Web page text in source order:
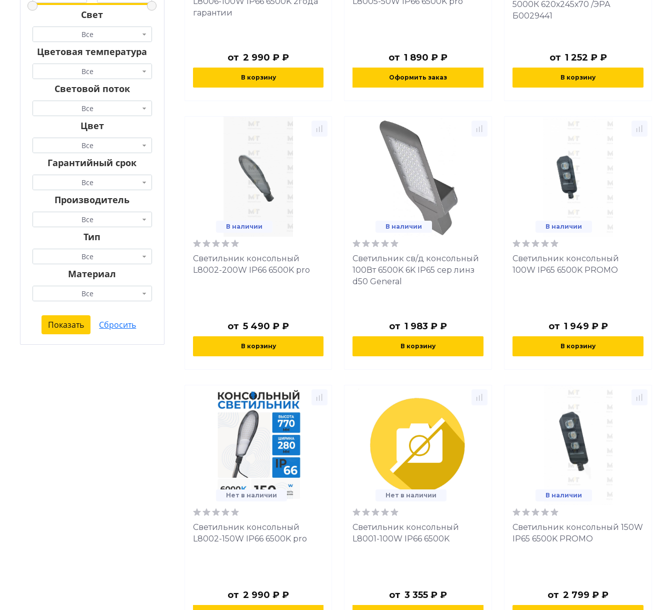
Свет
Все
Цветовая температура
Все
Световой поток
Все
Цвет
Все
Гарантийный срок
Все
Производитель
Все
Тип
Все
Материал
Все
гарантии
от 2 990 ₽ ₽
В корзину
от 1 890 ₽ ₽
Оформить заказ
5000К 620х245х70 /ЭРА
Б0029441
от 1 252 ₽ ₽
В корзину
В наличии
Светильник консольный
L8002-200W IP66 6500K pro
от 5 490 ₽ ₽
В корзину
В наличии
Светильник св/д консольный
100Вт 6500K 6K IP65 сер линз
d50 General
от 1 983 ₽ ₽
В корзину
В наличии
Светильник консольный
100W IP65 6500K PROMO
от 1 949 ₽ ₽
В корзину
Нет в наличии
Светильник консольный
L8002-150W IP66 6500K pro
от 2 990 ₽ ₽
Нет в наличии
Светильник консольный
L8001-100W IP66 6500K
от 3 355 ₽ ₽
В наличии
Светильник консольный 150W
IP65 6500K PROMO
от 2 799 ₽ ₽